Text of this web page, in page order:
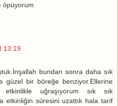
öpüyorum
13:19
bundan sonra daha sık
güzel bir böreğe benziyor.Ellerine
etkinlikle uğraşıyorum sık sık
etkinliğin süresini uzattık hala tarif